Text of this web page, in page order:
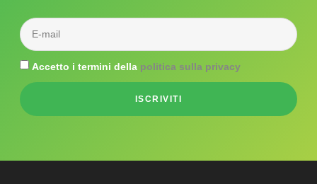
Accetto i termini della politica sulla privacy
ISCRIVITI